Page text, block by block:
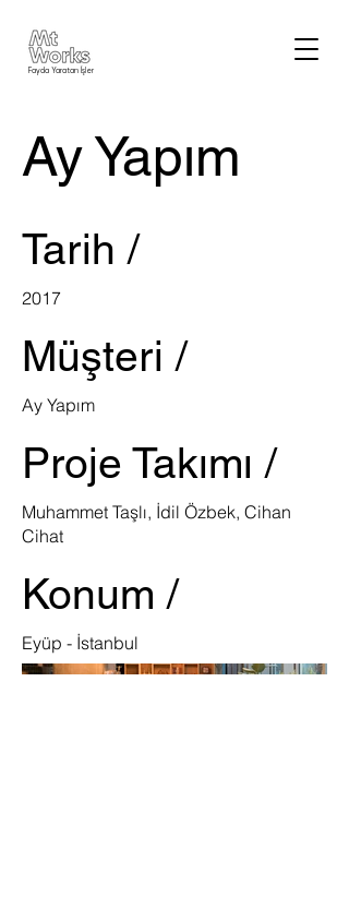
Fayda Yaratan İşler
Ay Yapım
Tarih /
2017
Müşteri /
Ay Yapım
Proje Takımı /
Muhammet Taşlı, İdil Özbek, Cihan
Cihat
Konum /
Eyüp - İstanbul